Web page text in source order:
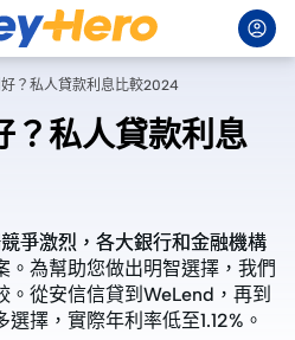
？私人貸款利息比較2024
？私人貸款利息
爭激烈，各大銀行和金融機構
。為幫助您做出明智選擇，我們
從安信信貸到WeLend，再到
擇，實際年利率低至1.12%。
爭激烈，各大銀行和金融機構
。為幫助您做出明智選擇，我們
從安信信貸到WeLend，再到
擇，實際年利率低至1.12%。